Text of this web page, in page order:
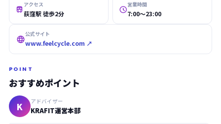
 アクセス
荻窪駅 徒歩2分 営業時間
7:00〜23:00
公式サイト
www.feelcycle.com ↗
POINT
おすすめポイント
K アドバイザー
KRAFIT運営本部